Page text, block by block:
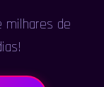
milhares de